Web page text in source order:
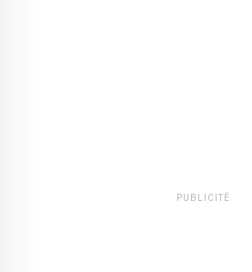
PUBLICITÉ